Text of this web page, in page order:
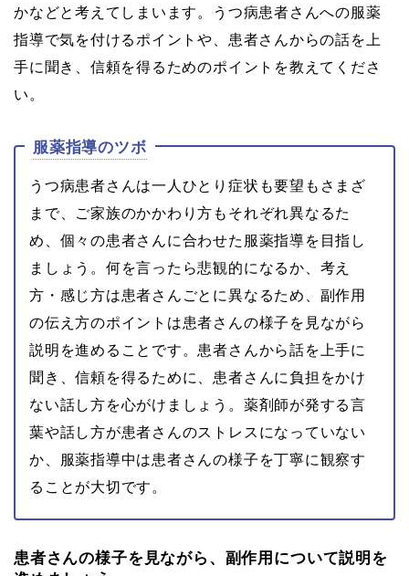
かなどと考えてしまいます。うつ病患者さんへの服薬
指導で気を付けるポイントや、患者さんからの話を上
手に聞き、信頼を得るためのポイントを教えてくださ
い。
服薬指導のツボ
うつ病患者さんは一人ひとり症状も要望もさまざ
まで、ご家族のかかわり方もそれぞれ異なるた
め、個々の患者さんに合わせた服薬指導を目指し
ましょう。何を言ったら悲観的になるか、考え
方・感じ方は患者さんごとに異なるため、副作用
の伝え方のポイントは患者さんの様子を見ながら
説明を進めることです。患者さんから話を上手に
聞き、信頼を得るために、患者さんに負担をかけ
ない話し方を心がけましょう。薬剤師が発する言
葉や話し方が患者さんのストレスになっていない
か、服薬指導中は患者さんの様子を丁寧に観察す
ることが大切です。
患者さんの様子を見ながら、副作用について説明を